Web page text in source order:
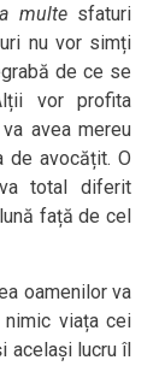
multesfaturi
nu vor simți
de ce se
vor profita
avea mereu
de avocățit. O
total diferit
față de cel
oamenilor va
nimic viața cei
același lucru îl